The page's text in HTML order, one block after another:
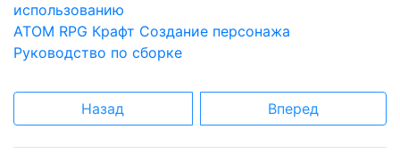
использованию
ATOM RPG Крафт Создание персонажа
Руководство по сборке
Назад Вперед